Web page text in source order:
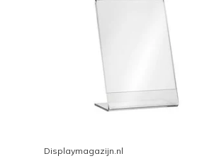
Displaymagazijn.nl